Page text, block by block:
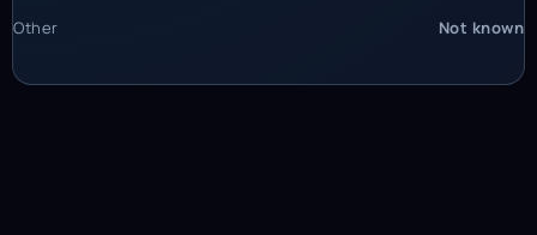
Other Not known